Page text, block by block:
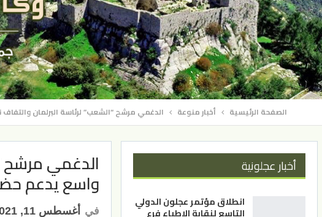
الصفحة الرئيسية أخبار منوعة الدغمي مرشح “الشعب” لرئاسة البرلمان
الدغمي مرشح
واسع يدعم
في أغسطس 11, 2021
أخبار عجلونية
انطلاق مؤتمر عجلون الدولي
التاسع لنقابة الاطباء فرع